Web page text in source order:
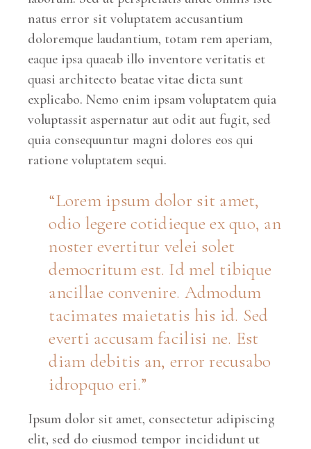
natus error sit voluptatem accusantium
doloremque laudantium, totam rem aperiam,
eaque ipsa quaeab illo inventore veritatis et
quasi architecto beatae vitae dicta sunt
explicabo. Nemo enim ipsam voluptatem quia
voluptassit aspernatur aut odit aut fugit, sed
quia consequuntur magni dolores eos qui
ratione voluptatem sequi.
Lorem ipsum dolor sit amet,
odio legere cotidieque ex quo, an
noster evertitur velei solet
democritum est. Id mel tibique
ancillae convenire. Admodum
tacimates maietatis his id. Sed
everti accusam facilisi ne. Est
diam debitis an, error recusabo
idropquo eri.
Ipsum dolor sit amet, consectetur adipiscing
elit, sed do eiusmod tempor incididunt ut